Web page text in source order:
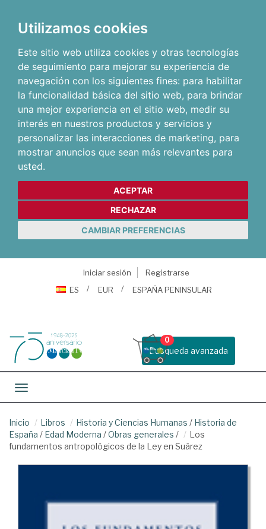
Utilizamos cookies
Este sitio web utiliza cookies y otras tecnologías
de seguimiento para mejorar su experiencia de
navegación con los siguientes fines: para habilitar
la funcionalidad básica del sitio web, para brindar
una mejor experiencia en el sitio web, medir su
interés en nuestros productos y servicios y
personalizar las interacciones de marketing, para
mostrar anuncios que sean más relevantes para
usted.
ACEPTAR
RECHAZAR
CAMBIAR PREFERENCIAS
Iniciar sesión
Registrarse
ES
EUR ESPAÑA PENINSULAR
Busqueda avanzada
0
Toggle navigation
Inicio Libros Historia y Ciencias Humanas / Historia de
España / Edad Moderna /Obras generales /
Los
fundamentos antropológicos de la Ley en Suárez